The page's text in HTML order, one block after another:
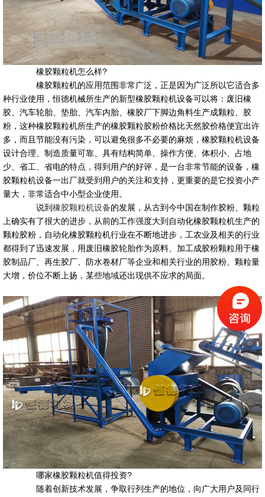
橡胶颗粒机怎么样?
橡胶颗粒机的应用范围非常广泛，正是因为广泛所以它适合多
种行业使用，恒德机械所生产的新型橡胶颗粒机设备可以将：废旧橡
胶、汽车轮胎、垫胎、汽车内胎、橡胶厂下脚边角料生产成颗粒、胶
粉，这种橡胶颗粒机所生产的橡胶颗粒胶粉价格比天然胶价格便宜出许
多，而且节能没有污染，可以避免很多不必要的麻烦，橡胶颗粒机设备
设计合理、制造质量可靠、具有结构简单、操作方便、体积小、占地
少、省工、省电的特点，得到用户的好评，是一台非常节能的设备，橡
胶颗粒机设备一出厂就受到用户的关注和支持，更重要的是它投资小产
量大，非常适合中小型企业使用。
说到橡胶颗粒机设备的发展，从古到今中国在制作胶粉、颗粒
上确实有了很大的进步，从前的工作强度大到自动化橡胶颗粒机生产的
颗粒胶粉，自动化橡胶颗粒机行业在不断地进步，工农业及相关的行业
都得到了迅速发展，用废旧橡胶轮胎作为原料、加工成胶粉颗粒用于橡
胶制品厂、再生胶厂、防水卷材厂等企业和相关行业的用胶粉、颗粒量
大增，价位不断上扬，某些地域还出现供不应求的局面。
哪家橡胶颗粒机值得投资?
随着创新技术发展，争取行列生产的地位，向广大用户及同行